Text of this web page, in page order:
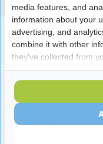
Reviews
Laatst bekeken
media features, and
information about your
advertising, and
combine it with other
they've collected from